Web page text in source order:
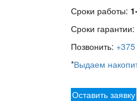
Сроки работы:
Сроки гарантии:
Позвонить:
*Выдаем
Оставить заявку